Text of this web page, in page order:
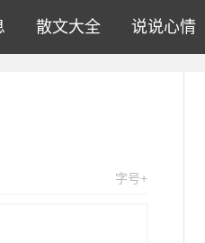
散文大全 说说心情
字号+